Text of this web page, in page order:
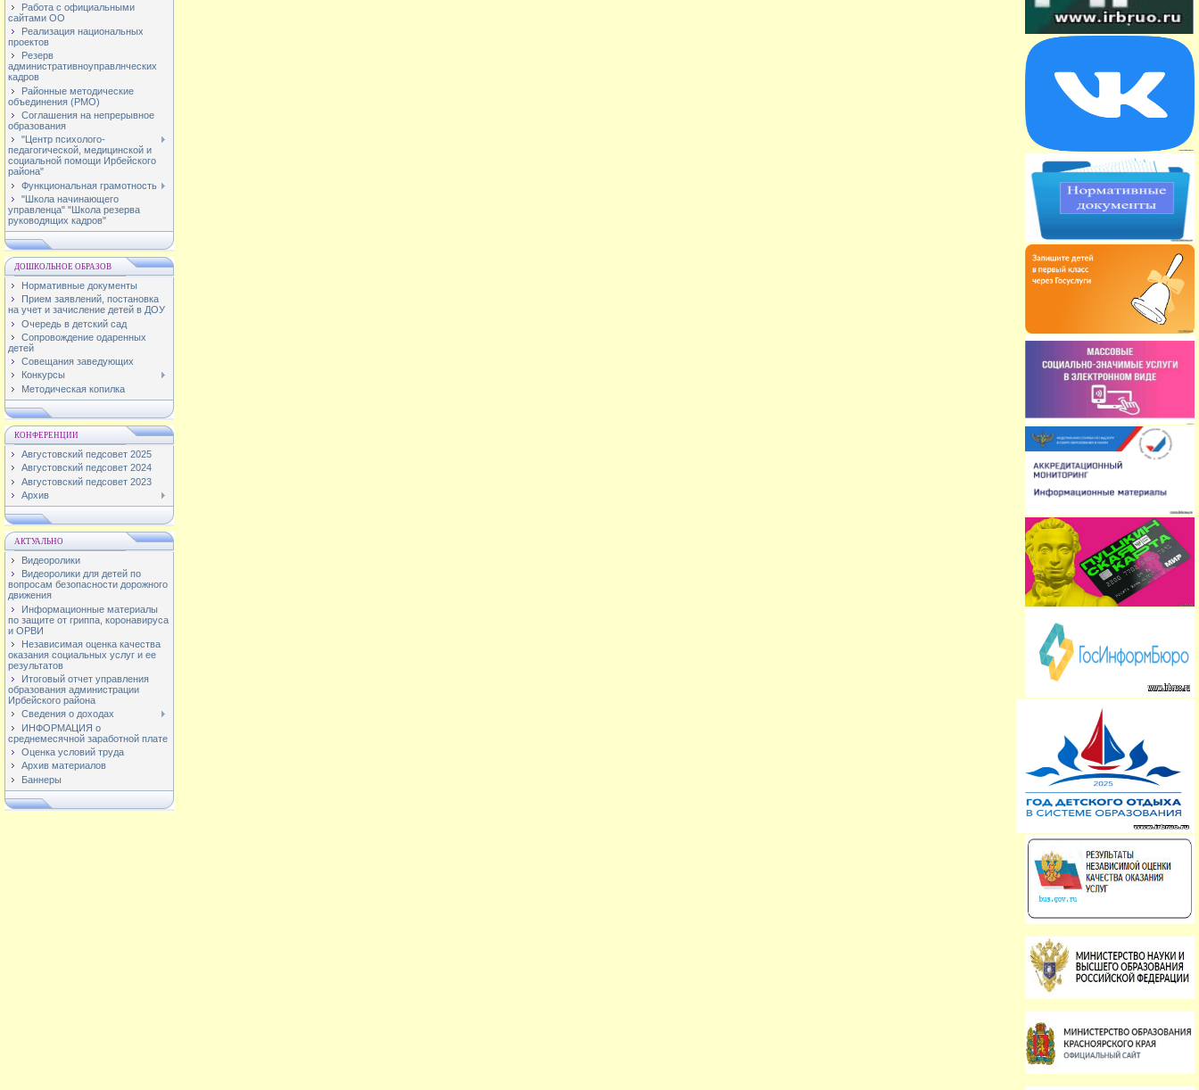
Работа с официальными
сайтами ОО
Реализация национальных
проектов
Резерв
административноуправлнческих
кадров
Районные методические
объединения (РМО)
Соглашения на непрерывное
образования
"Центр психолого-
педагогической, медицинской и
социальной помощи Ирбейского
района"
Функциональная грамотность
"Школа начинающего
управленца" "Школа резерва
руководящих кадров"
ДОШКОЛЬНОЕ ОБРАЗОВ
Нормативные документы
Прием заявлений, постановка
на учет и зачисление детей в ДОУ
Очередь в детский сад
Сопровождение одаренных
детей
Совещания заведующих
Конкурсы
Методическая копилка
КОНФЕРЕНЦИИ
Августовский педсовет 2025
Августовский педсовет 2024
Августовский педсовет 2023
Архив
АКТУАЛЬНО
Видеоролики
Видеоролики для детей по
вопросам безопасности дорожного
движения
Информационные материалы
по защите от гриппа, коронавируса
и ОРВИ
Независимая оценка качества
оказания социальных услуг и ее
результатов
Итоговый отчет управления
образования администрации
Ирбейского района
Сведения о доходах
ИНФОРМАЦИЯ о
среднемесячной заработной плате
Оценка условий труда
Архив материалов
Баннеры